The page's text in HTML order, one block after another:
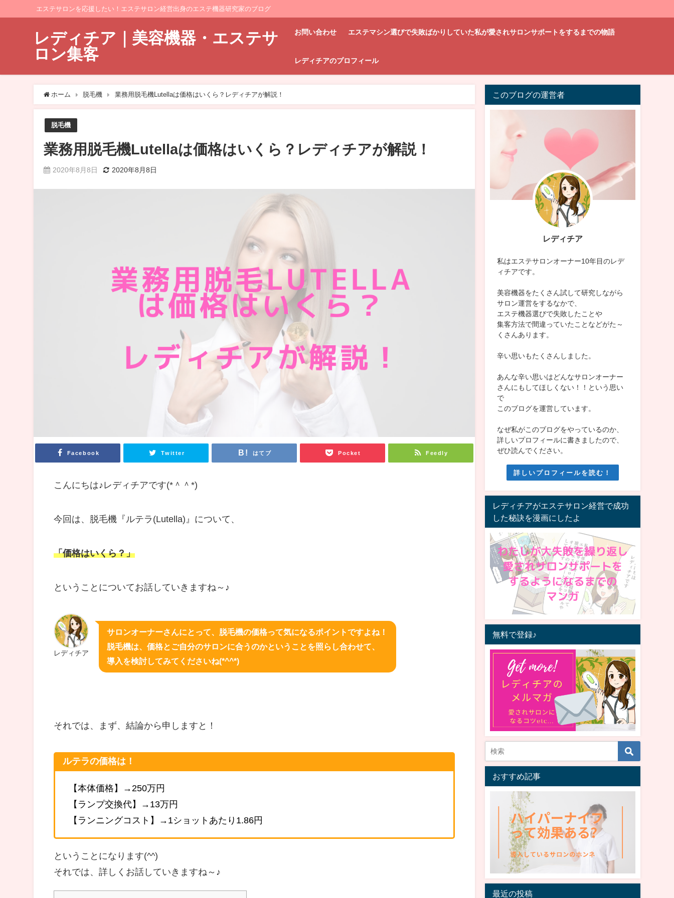
エステサロンを応援したい！エステサロン経営出身のエステ機器研究家のブログ
レディチア｜美容機器・エステサ
ロン集客
お問い合わせ エステマシン選びで失敗ばかりしていた私が愛されサロンサポートをするまでの物語
レディチアのプロフィール
ホーム 脱毛機 業務用脱毛機Lutellaは価格はいくら？レディチアが解説！
脱毛機
業務用脱毛機Lutellaは価格はいくら？レディチアが解説！
2020年8月8日 2020年8月8日
Facebook Twitter はてブ Pocket Feedly
こんにちは♪レディチアです(*＾＾*)
今回は、脱毛機『ルテラ(Lutella)』について、
「価格はいくら？」
ということについてお話していきますね～♪
レディチア
サロンオーナーさんにとって、脱毛機の価格って気になるポイントですよね！
脱毛機は、価格とご自分のサロンに合うのかということを照らし合わせて、
導入を検討してみてくださいね(*^^*)
それでは、まず、結論から申しますと！
ルテラの価格は！
【本体価格】→250万円
【ランプ交換代】→13万円
【ランニングコスト】→1ショットあたり1.86円
ということになります(^^)
それでは、詳しくお話していきますね～♪
このブログの運営者
レディチア
私はエステサロンオーナー10年目のレデ
ィチアです。
美容機器をたくさん試して研究しながら
サロン運営をするなかで、
エステ機器選びで失敗したことや
集客方法で間違っていたことなどがた～
くさんあります。
辛い思いもたくさんしました。
あんな辛い思いはどんなサロンオーナー
さんにもしてほしくない！！という思い
で
このブログを運営しています。
なぜ私がこのブログをやっているのか、
詳しいプロフィールに書きましたので、
ぜひ読んでください。
詳しいプロフィールを読む！
レディチアがエステサロン経営で成功
した秘訣を漫画にしたよ
無料で登録♪
おすすめ記事
最近の投稿